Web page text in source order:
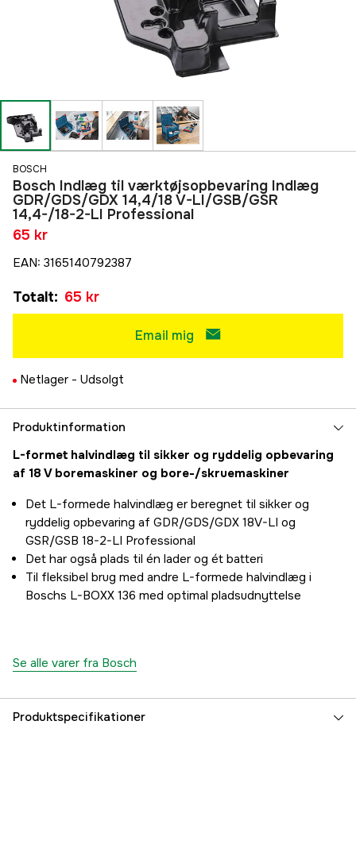
BOSCH
Bosch Indlæg til værktøjsopbevaring Indlæg
GDR/GDS/GDX 14,4/18 V-LI/GSB/GSR
14,4-/18-2-LI Professional
65 kr
EAN: 3165140792387
Totalt: 65 kr
Email mig
Netlager - Udsolgt
Produktinformation
L-formet halvindlæg til sikker og ryddelig opbevaring
af 18 V boremaskiner og bore-/skruemaskiner
Det L-formede halvindlæg er beregnet til sikker og
ryddelig opbevaring af GDR/GDS/GDX 18V-LI og
GSR/GSB 18-2-LI Professional
Det har også plads til én lader og ét batteri
Til fleksibel brug med andre L-formede halvindlæg i
Boschs L-BOXX 136 med optimal pladsudnyttelse
Se alle varer fra Bosch
Produktspecifikationer